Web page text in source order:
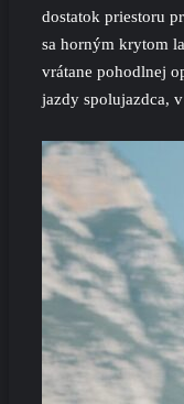
dostatok priestoru
sa horným krytom
vrátane pohodlnej
jazdy spolujazdca,